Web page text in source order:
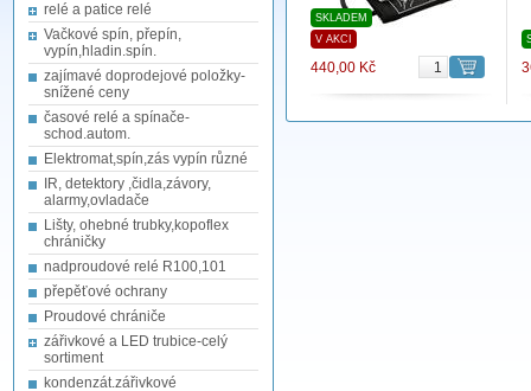
relé a patice relé
Vačkové spín, přepín,
vypín,hladin.spín.
zajímavé doprodejové položky-
snížené ceny
časové relé a spínače-
schod.autom.
Elektromat,spín,zás vypín různé
IR, detektory ,čidla,závory,
alarmy,ovladače
Lišty, ohebné trubky,kopoflex
chráničky
nadproudové relé R100,101
přepěťové ochrany
Proudové chrániče
zářivkové a LED trubice-celý
sortiment
kondenzát.zářivkové
SKLADEM
V AKCI
440,00 Kč